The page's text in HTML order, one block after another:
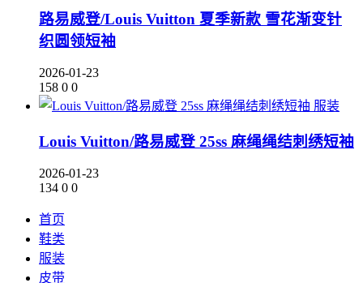
路易威登/Louis Vuitton 夏季新款 雪花渐变针
织圆领短袖
2026-01-23
158 0 0
服装
Louis Vuitton/路易威登 25ss 麻绳绳结刺绣短袖
2026-01-23
134 0 0
首页
鞋类
服装
皮带